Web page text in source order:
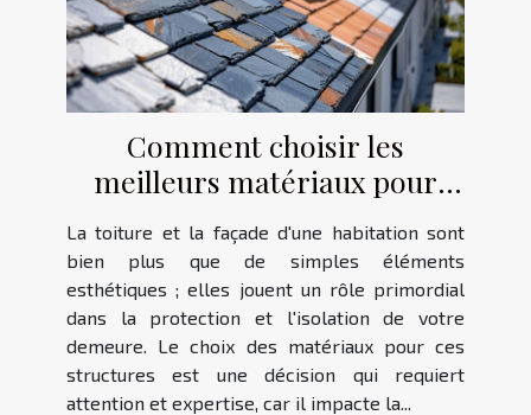
Comment choisir les
meilleurs matériaux pour
votre toiture et façade
La toiture et la façade d'une habitation sont
bien plus que de simples éléments
esthétiques ; elles jouent un rôle primordial
dans la protection et l'isolation de votre
demeure. Le choix des matériaux pour ces
structures est une décision qui requiert
attention et expertise, car il impacte la...